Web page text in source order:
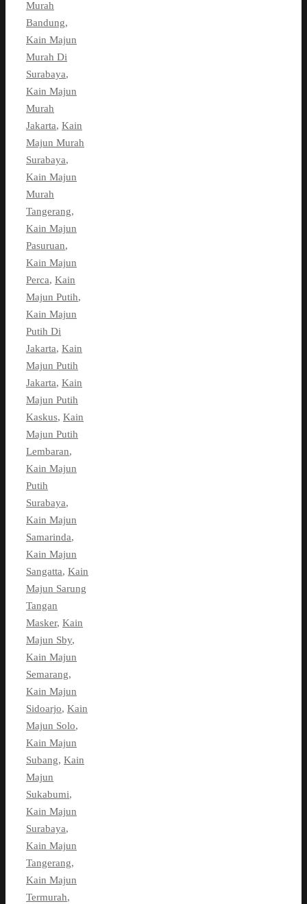
Murah
Bandung,
Kain Majun
Murah Di
Surabaya,
Kain Majun
Murah
Jakarta, Kain
Majun Murah
Surabaya,
Kain Majun
Murah
Tangerang,
Kain Majun
Pasuruan,
Kain Majun
Perca, Kain
Majun Putih,
Kain Majun
Putih Di
Jakarta, Kain
Majun Putih
Jakarta, Kain
Majun Putih
Kaskus, Kain
Majun Putih
Lembaran,
Kain Majun
Putih
Surabaya,
Kain Majun
Samarinda,
Kain Majun
Sangatta, Kain
Majun Sarung
Tangan
Masker, Kain
Majun Sby,
Kain Majun
Semarang,
Kain Majun
Sidoarjo, Kain
Majun Solo,
Kain Majun
Subang, Kain
Majun
Sukabumi,
Kain Majun
Surabaya,
Kain Majun
Tangerang,
Kain Majun
Termurah,